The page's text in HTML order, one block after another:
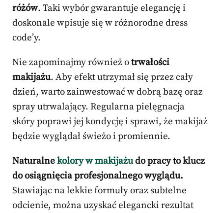
różów. Taki wybór gwarantuje elegancję i
doskonale wpisuje się w różnorodne dress
code’y.
Nie zapominajmy również otrwałości
makijażu. Aby efekt utrzymał się przez cały
dzień, warto zainwestować w dobrą bazę oraz
spray utrwalający. Regularna pielęgnacja
skóry poprawi jej kondycję i sprawi, że makijaż
będzie wyglądał świeżo i promiennie.
Naturalnekolory w makijażudo pracy to klucz
do osiągnięcia profesjonalnego wyglądu.
Stawiając na lekkie formuły oraz subtelne
odcienie, można uzyskać elegancki rezultat